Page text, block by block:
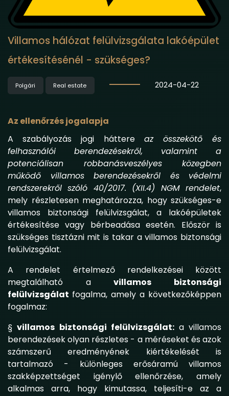
Villamos hálózat felülvizsgálata lakóépület
értékesítésénél - szükséges?
Polgári Real estate 2024-04-22
Az ellenőrzés jogalapja
A szabályozás jogi háttere az összekötő és
felhasználói berendezésekről, valamint a
potenciálisan robbanásveszélyes közegben
működő villamos berendezésekről és védelmi
rendszerekről szóló 40/2017. (XII.4) NGM rendelet,
mely részletesen meghatározza, hogy szükséges-e
villamos biztonsági felülvizsgálat, a lakóépületek
értékesítése vagy bérbeadása esetén. Először is
szükséges tisztázni mit is takar a villamos biztonsági
felülvizsgálat.
A rendelet értelmező rendelkezései között
megtalálható avillamos biztonsági
felülvizsgálat fogalma, amely a következőképpen
fogalmaz:
§villamos biztonsági felülvizsgálat: a villamos
berendezések olyan részletes - a méréseket és azok
számszerű eredményének kiértékelését is
tartalmazó - különleges erősáramú villamos
szakképzettséget igénylő ellenőrzése, amely
alkalmas arra, hogy kimutassa, teljesíti-e az a